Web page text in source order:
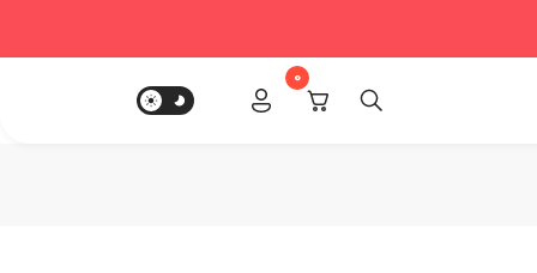
0